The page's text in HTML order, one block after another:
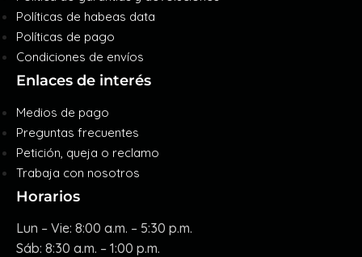
Políticas de habeas data
Políticas de pago
Condiciones de envíos
Enlaces de interés
Medios de pago
Preguntas frecuentes
Petición, queja o reclamo
Trabaja con nosotros
Horarios
Lun – Vie: 8:00 a.m. – 5:30 p.m.
Sáb: 8:30 a.m. – 1:00 p.m.